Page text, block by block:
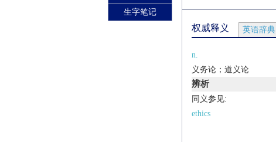
生字笔记
权威释义 英语辞典
n.
义务论；道义论
辨析
同义参见:
ethics